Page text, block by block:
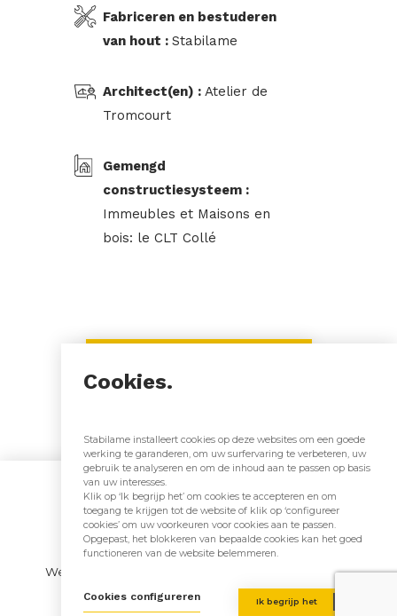
Cookies.
Stabilame installeert cookies op deze websites om een goede
werking te garanderen, om uw surfervaring te verbeteren, uw
gebruik te analyseren en om de inhoud aan te passen op basis
van uw interesses.
Klik op ‘Ik begrijp het’ om cookies te accepteren en om
toegang te krijgen tot de website of klik op ‘configureer
cookies’ om uw voorkeuren voor cookies aan te passen.
Opgepast, het blokkeren van bepaalde cookies kan het goed
functioneren van de website belemmeren.
Cookies configureren Ik begrijp het
Fabriceren en bestuderen
van hout : Stabilame
Architect(en) : Atelier de
Tromcourt
Gemengd
constructiesysteem :
Immeubles et Maisons en
bois: le CLT Collé
Inschrijven voor onze
nieuwsbrief
Wees als eerste op de hoogte van onze nieuwtjes,
evenementen & technologische evoluties!